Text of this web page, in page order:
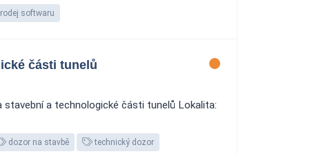
softwaru
části tunelů
a technologické části tunelů Lokalita:
dozor na stavbě technický dozor